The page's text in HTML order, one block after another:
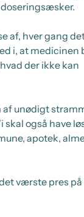
af, hver gang
i, at medicinen
der ikke kan
af unødigt
også have
apotek,
værste pres på